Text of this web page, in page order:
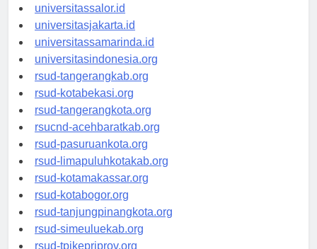
universitaswalesi.id
universitassalor.id
universitasjakarta.id
universitassamarinda.id
universitasindonesia.org
rsud-tangerangkab.org
rsud-kotabekasi.org
rsud-tangerangkota.org
rsucnd-acehbaratkab.org
rsud-pasuruankota.org
rsud-limapuluhkotakab.org
rsud-kotamakassar.org
rsud-kotabogor.org
rsud-tanjungpinangkota.org
rsud-simeuluekab.org